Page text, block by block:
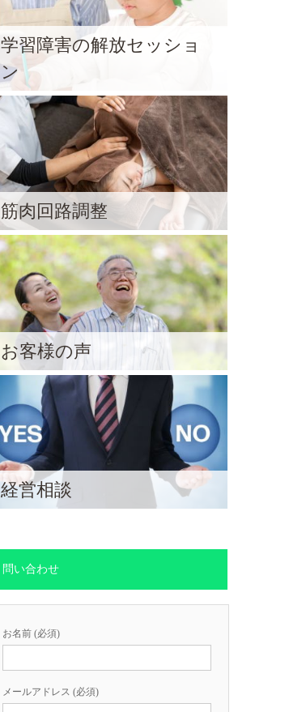
学習障害の解放セッショ
ン
筋肉回路調整
お客様の声
経営相談
問い合わせ
お名前 (必須)
メールアドレス (必須)